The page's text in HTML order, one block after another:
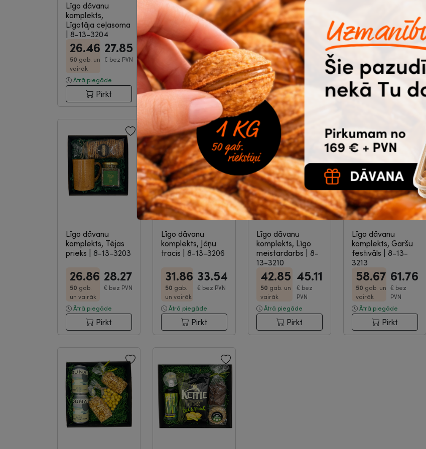
Līgo dāvanu
komplekts,
Līgotāja ceļasoma
8-13-3204
26.46
50 gab. un
vairāk
27.85
€ bez PVN
Ātrā piegāde
Pirkt
Līgo dāvanu
komplekts,
Saulgriezis|8-13-
3201
26.16
gab.
un vairāk
27.54
€bez PVN
Ātrā piegāde
Pirkt
Līgo dāvanu
komplekts, Siera
spēks|8-13-3212
41.74
50gab.
un vairāk
43.94
€bez PVN
Ātrā piegāde
Pirkt
svētki
8-13-3215
76.15
un vairāk
80.16
PVN
Ātrā piegāde
Pirkt
Līgo dāvanu
komplekts, Tējas
prieks
8-13-3203
26.86
50 gab.
un vairāk
28.27
€ bez PVN
Ātrā piegāde
Pirkt
Līgo dāvanu
komplekts, Jāņu
tracis
8-13-3206
31.86
50 gab.
un vairāk
33.54
€ bez PVN
Ātrā piegāde
Pirkt
Līgo dāvanu
komplekts, Līgo
meistardarbs
8-
13-3210
42.85
50 gab. un
vairāk
45.11
€ bez
PVN
Ātrā piegāde
Pirkt
Līgo dāvanu
komplekts, Garšu
festivāls
8-13-
3213
58.67
50 gab. un
vairāk
61.76
€ bez
PVN
Ātrā piegāde
Pirkt